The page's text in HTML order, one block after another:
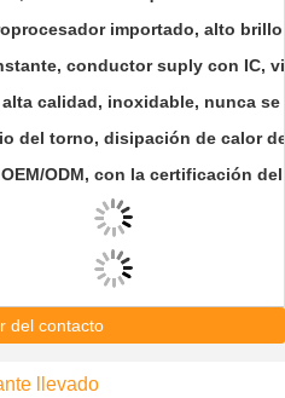
importado, alto brillo
conductor suply con IC,
calidad, inoxidable, nunca se
del torno, disipación de calor
ODM, con la certificación del
del contacto
llevado